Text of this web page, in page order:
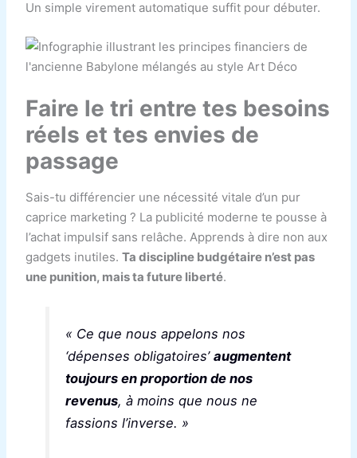
Un simple virement automatique suffit pour débuter.
Faire le tri entre tes besoins
réels et tes envies de
passage
Sais-tu différencier une nécessité vitale d’un pur
caprice marketing ? La publicité moderne te pousse à
l’achat impulsif sans relâche. Apprends à dire non aux
gadgets inutiles.Ta discipline budgétaire n’est pas
une punition, mais ta future liberté.
« Ce que nous appelons nos
‘dépenses obligatoires’ augmentent
toujours en proportion de nos
revenus, à moins que nous ne
fassions l’inverse. »